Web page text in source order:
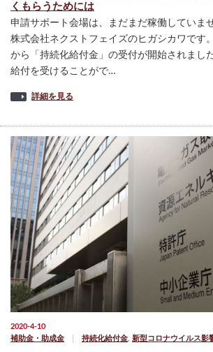
くもらうためには
申請サポート会場は、まだまだ稼働していま
株式会社ネクストフェイズのヒガシカワです
から「持続化給付金」の受付が開始されまし
給付を受けることがで…
詳細を見る
2020-4-10
補助金・助成金
持続化給付金 新型コロナウイルス影